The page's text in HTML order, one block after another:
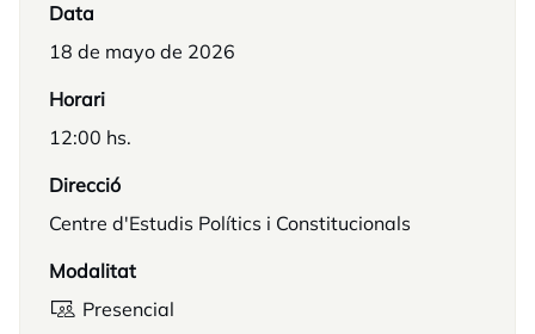
Data
18 de mayo de 2026
Horari
12:00 hs.
Direcció
Centre d'Estudis Polítics i Constitucionals
Modalitat
Presencial